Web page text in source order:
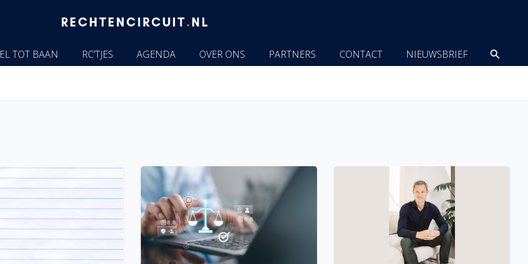
TOT BAAN RC’TJES AGENDA OVER ONS PARTNERS CONTACT NIEUWSBRIEF